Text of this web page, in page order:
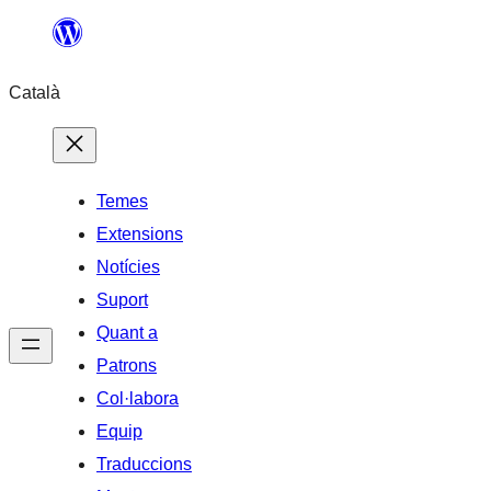
contingut
Català
Temes
Extensions
Notícies
Suport
Quant a
Patrons
Col·labora
Equip
Traduccions